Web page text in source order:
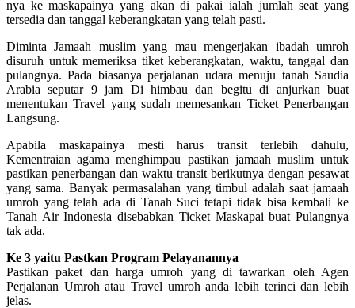
nya ke maskapainya yang akan di pakai ialah jumlah seat yang
tersedia dan tanggal keberangkatan yang telah pasti.
Diminta Jamaah muslim yang mau mengerjakan ibadah umroh
disuruh untuk memeriksa tiket keberangkatan, waktu, tanggal dan
pulangnya. Pada biasanya perjalanan udara menuju tanah Saudia
Arabia seputar 9 jam Di himbau dan begitu di anjurkan buat
menentukan Travel yang sudah memesankan Ticket Penerbangan
Langsung.
Apabila maskapainya mesti harus transit terlebih dahulu,
Kementraian agama menghimpau pastikan jamaah muslim untuk
pastikan penerbangan dan waktu transit berikutnya dengan pesawat
yang sama. Banyak permasalahan yang timbul adalah saat jamaah
umroh yang telah ada di Tanah Suci tetapi tidak bisa kembali ke
Tanah Air Indonesia disebabkan Ticket Maskapai buat Pulangnya
tak ada.
Ke 3 yaitu Pastkan Program Pelayanannya
Pastikan paket dan harga umroh yang di tawarkan oleh Agen
Perjalanan Umroh atau Travel umroh anda lebih terinci dan lebih
jelas.